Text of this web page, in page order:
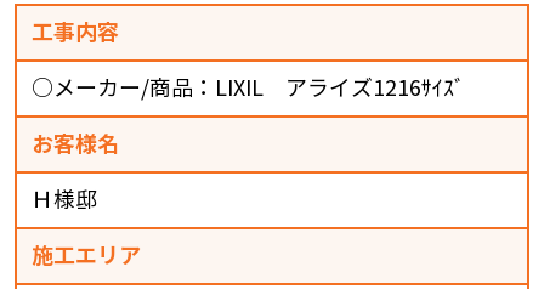
工事内容
○メーカー/商品：LIXIL アライズ1216ｻｲｽﾞ
お客様名
Ｈ様邸
施工エリア